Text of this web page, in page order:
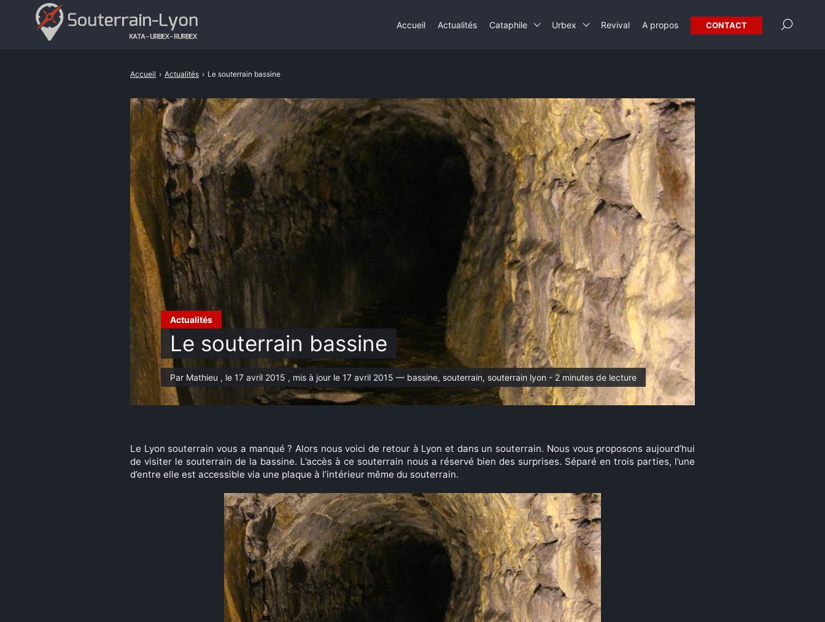
Actualités
Le souterrain bassine
Par Mathieu , le 17 avril 2015 , mis à jour le 17 avril 2015 — bassine, souterrain, souterrain lyon - 2 minutes de lecture
Accueil › Actualités › Le souterrain bassine
Le Lyon souterrain vous a manqué ? Alors nous voici de retour à Lyon et dans un souterrain. Nous vous proposons aujourd’hui
de visiter le souterrain de la bassine. L’accès à ce souterrain nous a réservé bien des surprises. Séparé en trois parties, l’une
d’entre elle est accessible via une plaque à l’intérieur même du souterrain.
Accueil Actualités Cataphile Urbex Revival A propos CONTACT
Rechercher